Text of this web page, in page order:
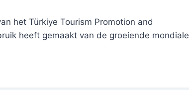
het Türkiye Tourism Promotion and
heeft gemaakt van de groeiende mondiale